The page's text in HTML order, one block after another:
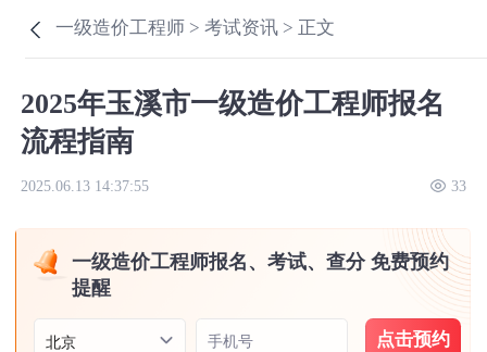
一级造价工程师 >考试资讯 > 正文
2025年玉溪市一级造价工程师报名
流程指南
2025.06.13 14:37:55 33
一级造价工程师报名、考试、查分 免费预约
提醒
北京 手机号 点击预约